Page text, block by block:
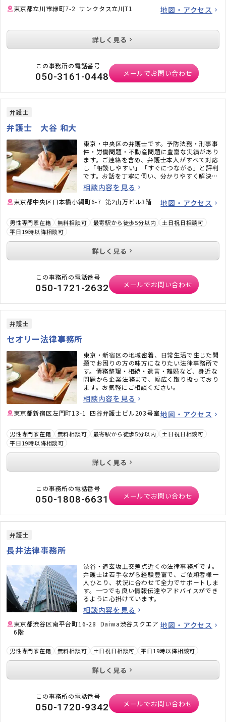
東京都立川市緑町7-2 サンクタス立川T1 地図・アクセス
詳しく見る
この事務所の電話番号
050-3161-0448 メールでお問い合わせ
弁護士
弁護士 大谷 和大
東京・中央区の弁護士です。予防法務・刑事事
件・労働問題・不動産問題に豊富な実績があり
ます。ご連絡を含め、弁護士本人がすべて対応
し「相談しやすい」「すぐにつながる」と評判
です。お話を丁寧に伺い、分かりやすく解決策
をご提案します。
相談内容を見る
東京都中央区日本橋小網町6-7 第2山万ビル3階 地図・アクセス
男性専門家在籍 無料相談可 最寄駅から徒歩5分以内
土日祝日相談可
平日19時以降相談可
詳しく見る
この事務所の電話番号
050-1721-2632 メールでお問い合わせ
弁護士
セオリー法律事務所
東京・新宿区の地域密着、日常生活で生じた問
題でお困りの方の味方になりたい法律事務所で
す。債務整理・相続・遺言・離婚など、身近な
問題から企業法務まで、幅広く取り扱っており
ます。お気軽にご相談ください。
相談内容を見る
東京都新宿区左門町13-1 四谷弁護士ビル203号室地図・アクセス
男性専門家在籍 無料相談可 最寄駅から徒歩5分以内
土日祝日相談可
平日19時以降相談可
詳しく見る
この事務所の電話番号
050-1808-6631 メールでお問い合わせ
弁護士
長井法律事務所
渋谷・道玄坂上交差点近くの法律事務所です。
弁護士は若手ながら経験豊富で、ご依頼者様一
人ひとり、状況に合わせて全力でサポートしま
す。一つでも良い情報伝達やアドバイスができ
るように心掛けています。
相談内容を見る
東京都渋谷区南平台町16-28 Daiwa渋谷スクエア
6階
地図・アクセス
男性専門家在籍 無料相談可 土日祝日相談可 平日19時以降相談可
詳しく見る
この事務所の電話番号
050-1720-9342 メールでお問い合わせ